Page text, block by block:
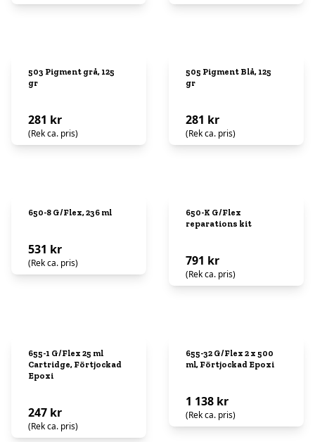
503 Pigment grå, 125
gr
281 kr
(Rek ca. pris)
505 Pigment Blå, 125
gr
281 kr
(Rek ca. pris)
650-8 G/Flex, 236 ml
531 kr
(Rek ca. pris)
650-K G/Flex
reparations kit
791 kr
(Rek ca. pris)
655-1 G/Flex 25 ml
Cartridge, Förtjockad
Epoxi
247 kr
(Rek ca. pris)
655-32 G/Flex 2 x 500
ml, Förtjockad Epoxi
1 138 kr
(Rek ca. pris)